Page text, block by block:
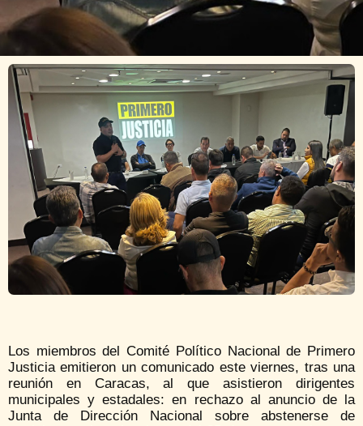
Los miembros del Comité Político Nacional de Primero
Justicia emitieron un comunicado este viernes, tras una
reunión en Caracas, al que asistieron dirigentes
municipales y estadales: en rechazo al anuncio de la
Junta de Dirección Nacional sobre abstenerse de